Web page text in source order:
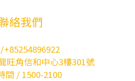
絡我們
+85254896922
旺角信和中心3樓301號
間 / 1500-2100